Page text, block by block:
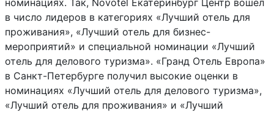
номинациях. Так, Novotel Екатеринбург Центр вошел
в число лидеров в категориях «Лучший отель для
проживания», «Лучший отель для бизнес-
мероприятий» и специальной номинации «Лучший
отель для делового туризма». «Гранд Отель Европа»
в Санкт-Петербурге получил высокие оценки в
номинациях «Лучший отель для делового туризма»,
«Лучший отель для проживания» и «Лучший